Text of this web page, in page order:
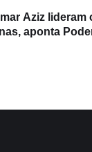
Aziz lideram
aponta